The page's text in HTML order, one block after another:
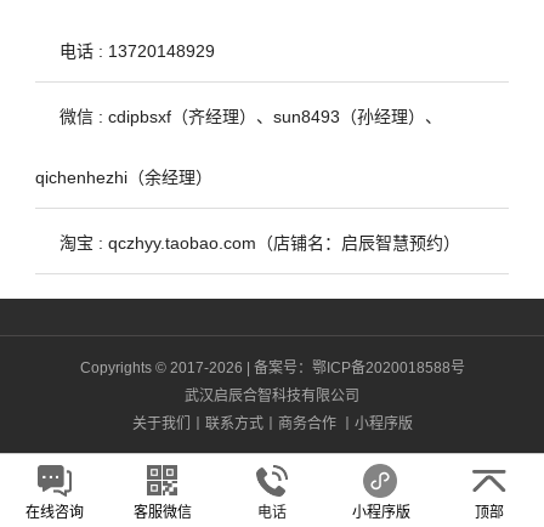
电话 : 13720148929
微信 : cdipbsxf（齐经理）、sun8493（孙经理）、
qichenhezhi（余经理）
淘宝 : qczhyy.taobao.com（店铺名：启辰智慧预约）
Copyrights © 2017-2026 | 备案号： 鄂ICP备2020018588号
武汉启辰合智科技有限公司
关于我们
联系方式丨 商务合作 小程序版
在线咨询 客服微信 电话 小程序版 顶部